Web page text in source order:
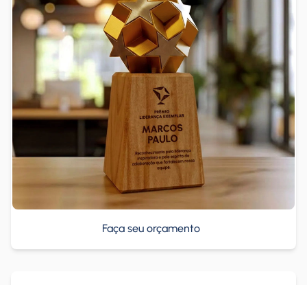
Faça seu orçamento